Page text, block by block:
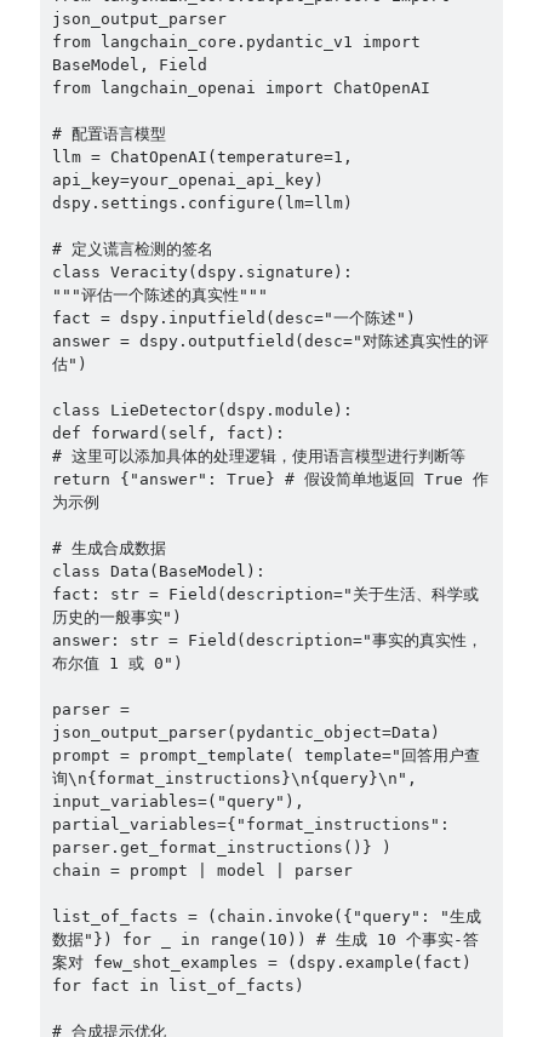
json_output_parser
from langchain_core.pydantic_v1 import
BaseModel, Field
from langchain_openai import ChatOpenAI
# 配置语言模型
llm = ChatOpenAI(temperature=1,
api_key=your_openai_api_key)
dspy.settings.configure(lm=llm)
# 定义谎言检测的签名
class Veracity(dspy.signature):
"""评估一个陈述的真实性"""
fact = dspy.inputfield(desc="一个陈述")
answer = dspy.outputfield(desc="对陈述真实性的评
估")
class LieDetector(dspy.module):
def forward(self, fact):
# 这里可以添加具体的处理逻辑，使用语言模型进行判断等
return {"answer": True} # 假设简单地返回 True 作
为示例
# 生成合成数据
class Data(BaseModel):
fact: str = Field(description="关于生活、科学或
历史的一般事实")
answer: str = Field(description="事实的真实性，
布尔值 1 或 0")
parser =
json_output_parser(pydantic_object=Data)
prompt = prompt_template( template="回答用户查
询\n{format_instructions}\n{query}\n",
input_variables=("query"),
partial_variables={"format_instructions":
parser.get_format_instructions()} )
chain = prompt | model | parser
list_of_facts = (chain.invoke({"query": "生成
数据"}) for _ in range(10)) # 生成 10 个事实-答
案对 few_shot_examples = (dspy.example(fact)
for fact in list_of_facts)
# 合成提示优化